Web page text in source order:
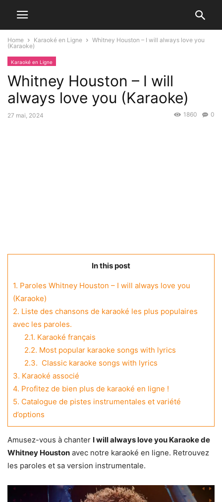
Home Karaoké en Ligne
Whitney Houston – I will always love you
(Karaoke)
Karaoké en Ligne
Whitney Houston – I will
always love you (Karaoke)
27 mai, 2024 0
1860
In this post
1. Paroles Whitney Houston – I will always love you
(Karaoke)
2. Liste des chansons de karaoké les plus populaires
avec les paroles.
2.1. Karaoké français
2.2. Most popular karaoke songs with lyrics
2.3. Classic karaoke songs with lyrics
3. Karaoké associé
4. Profitez de bien plus de karaoké en ligne !
5. Catalogue de pistes instrumentales et variété
d’options
Amusez-vous à chanter I will always love you Karaoke de
Whitney Houston avec notre karaoké en ligne. Retrouvez
les paroles et sa version instrumentale.